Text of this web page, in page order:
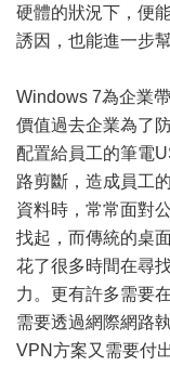
硬體的狀況下，便
誘因，也能進一步
Windows 7為企業
價值過去企業為了
配置給員工的筆電
路剪斷，造成員工
資料時，常常面對
找起，而傳統的桌
花了很多時間在尋
力。更有許多需要
需要透過網際網路
VPN方案又需要付